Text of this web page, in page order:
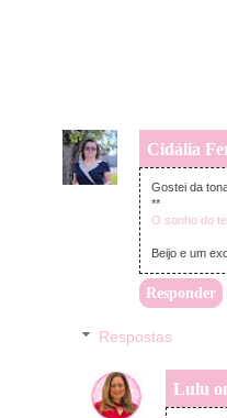
Cidália
Gostei da
**
O sonho do
Beijo e um
Responder
Respostas
Lulu